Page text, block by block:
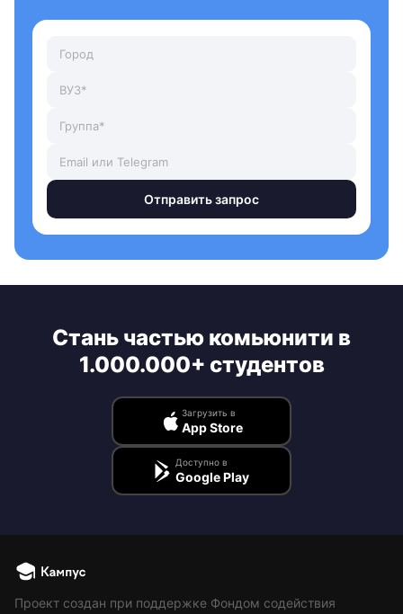
Отправить запрос
Стань частью комьюнити в
1.000.000+ студентов
Загрузить в
App Store
Доступно в
Google Play
Проект создан при поддержке Фондом содействия